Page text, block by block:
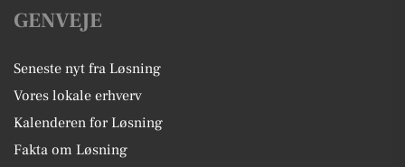
GENVEJE
Seneste nyt fra Løsning
Vores lokale erhverv
Kalenderen for Løsning
Fakta om Løsning